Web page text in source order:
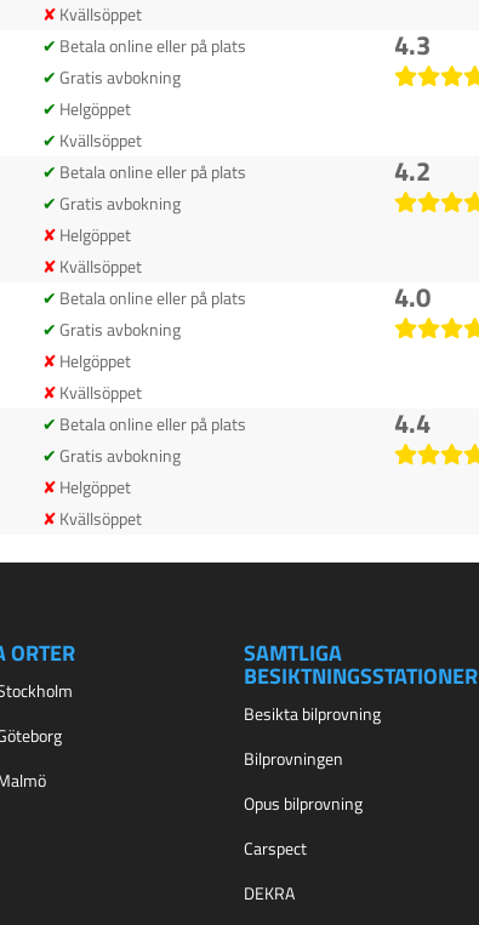
Kvällsöppet
Betala online eller på plats
Gratis avbokning
Helgöppet
Kvällsöppet
4.3
Betala online eller på plats
Gratis avbokning
Helgöppet
Kvällsöppet
4.2
Betala online eller på plats
Gratis avbokning
Helgöppet
Kvällsöppet
4.0
Betala online eller på plats
Gratis avbokning
Helgöppet
Kvällsöppet
4.4
ORTER SAMTLIGA
BESIKTNINGSSTATIONER
Besikta bilprovning
Bilprovningen
Opus bilprovning
Carspect
DEKRA